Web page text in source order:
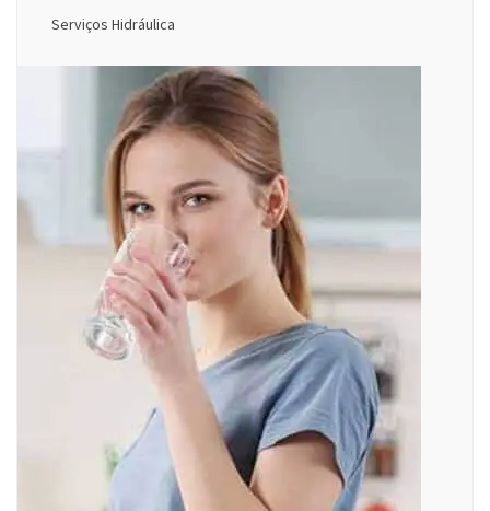
Serviços Hidráulica